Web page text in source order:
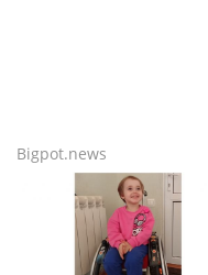
Bigpot.news